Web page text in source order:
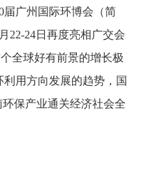
届广州国际环博会（简
22-24日再度亮相广交会
全球好有前景的增长极
用方向发展的趋势，国
保产业通关经济社会全